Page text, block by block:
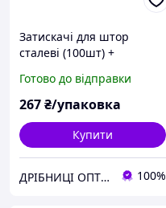
Затискачі для штор
сталеві (100шт) +
Готово до відправки
267₴/упаковка
Купити
ДРІБНИЦІ ОПТОМ ® ОПТОВА КОМПАНІЯ 100%